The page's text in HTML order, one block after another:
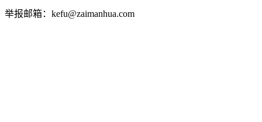
举报邮箱：kefu@zaimanhua.com